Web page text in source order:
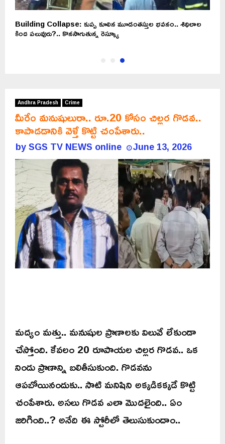
Building Collapse: కుప్ప కూలిన మూడంతస్తుల భవనం.. శిథిలాల
కింద పలువురు?.. కొన‌సాగుతున్న రెస్క్యూ
Andhra Pradesh Crime
మీరేం మనుషులురా.. రూ.20 కోసం చిల్లర గొడవ..
కాపాడడానికి వెళ్తే కొట్టి చంపేశారు..
bySGS TV NEWS online June 13, 2026
మద్యం మత్తు.. మనుషుల ప్రాణాలకు విలువే లేకుండా
చేస్తోంది. కేవలం 20 రూపాయల చిల్లర గొడవ.. ఒక
నిండు ప్రాణాన్ని బలితీసుకుంది. గొడవను
ఆపబోయినందుకు.. సాటి మనిషిని అక్కడికక్కడే కొట్టి
చంపేశారు. అసలు గొడవ ఎలా మొదలైంది.. ఏం
జరిగింది..? అనేది ఈ స్టోరీలో తెలుసుకుందాం..